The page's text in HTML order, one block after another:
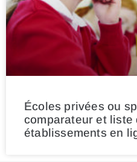
Écoles privées ou
comparateur et liste
établissements en